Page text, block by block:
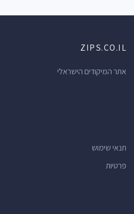
ZIPS.CO.IL
אתר המיקודים הישראלי
תנאי שימוש
פרטיות